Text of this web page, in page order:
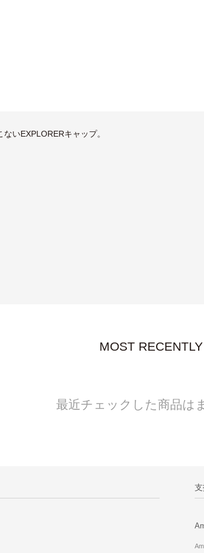
いEXPLORERキャップ。
MOST
最近チェックした商品は